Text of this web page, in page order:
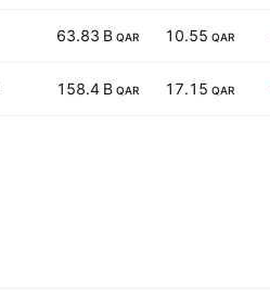
63.83 B QAR 10.55 QAR
158.4 B QAR 17.15 QAR